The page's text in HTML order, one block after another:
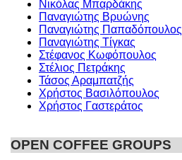
Νικόλας Μπαρδάκης
Παναγιώτης Βρυώνης
Παναγιώτης Παπαδόπουλος
Παναγιώτης Τίγκας
Στέφανος Κωφόπουλος
Στέλιος Πετράκης
Τάσος Αραμπατζής
Χρήστος Βασιλόπουλος
Χρήστος Γαστεράτος
OPEN COFFEE GROUPS